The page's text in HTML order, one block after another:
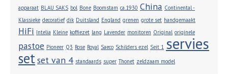
apparaat BLAU SAKS bol Bone Boomstam ca.1930 China Continental -
Klassieke decoratief dik Duitsland England grenen grote set handgemaakt
HiFi Intelia Kleine koffiezet lang Lavender monitoren Original originele
pastoe Pioneer Q3 Rose Royal Saeco Schilders ezel Seit 1 servies
setset van 4 standaards super Thonet zeldzaam model